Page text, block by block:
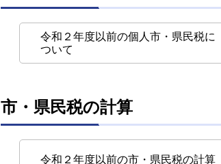
令和２年度以前の個人市・県民税に
ついて
市・県民税の計算
令和２年度以前の市・県民税の計算